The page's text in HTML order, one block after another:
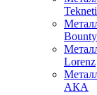
Lorenz
АКА